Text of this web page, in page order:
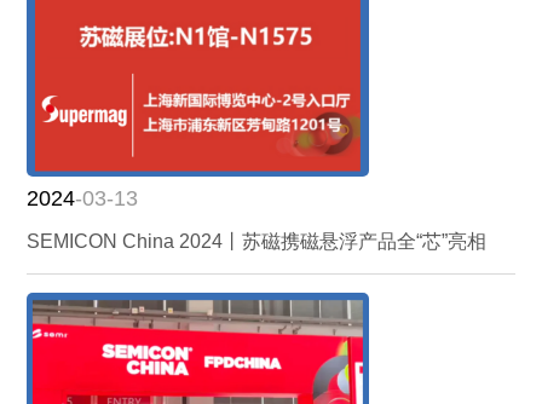
2024-03-13
SEMICON China 2024丨苏磁携磁悬浮产品全“芯”亮相